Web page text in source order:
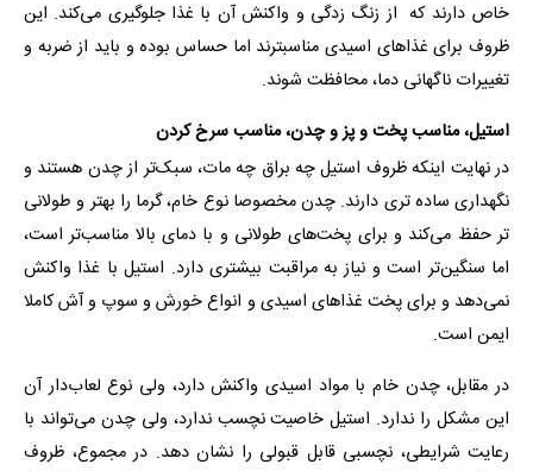
خاص دارند که از زنگ‌ زدگی و واکنش آن با غذا جلوگیری می‌کند. این
ظروف برای غذاهای اسیدی مناسبترند اما حساس بوده و باید از ضربه و
تغییرات ناگهانی دما، محافظت شوند.
استیل، مناسب پخت و پز و چدن، مناسب سرخ کردن
در نهایت اینکه ظروف استیل چه براق چه مات، سبک‌تر از چدن هستند و
نگهداری ساده‌ تری دارند. چدن مخصوصا نوع خام، گرما را بهتر و طولانی
تر حفظ می‌کند و برای پخت‌های طولانی و با دمای بالا مناسب‌تر است،
اما سنگین‌تر است و نیاز به مراقبت بیشتری دارد. استیل با غذا واکنش
نمی‌دهد و برای پخت غذاهای اسیدی و انواع خورش و سوپ و آش کاملا
ایمن است.
در مقابل، چدن خام با مواد اسیدی واکنش دارد، ولی نوع لعاب‌دار آن
این مشکل را ندارد. استیل خاصیت نچسب ندارد، ولی چدن می‌تواند با
رعایت شرایطی، نچسبی قابل قبولی را نشان دهد. در مجموع، ظروف